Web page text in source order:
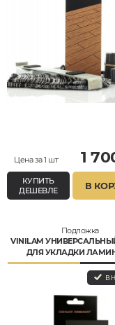
Цена за 1 шт 1
КУПИТЬ
ДЕШЕВЛЕ
В
Подложка
VINILAM
ДЛЯ УКЛАДКИ
В